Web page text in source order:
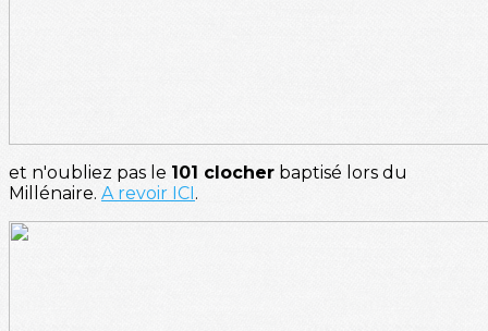
et n'oubliez pas le 101 clocher baptisé lors du
Millénaire. A revoir ICI .